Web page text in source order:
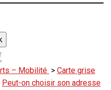
– Mobilité > Carte grise
Peut-on choisir son adresse